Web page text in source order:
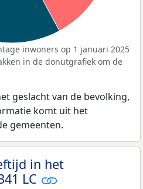
inwoners op 1 januari 2025
in de donutgrafiek om de
geslacht van de bevolking,
komt uit het
gemeenten.
in het
LC